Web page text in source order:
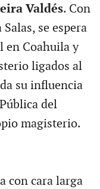
Valdés. Con
se espera
en Coahuila y
ligados al
su influencia
del
magisterio.
con cara larga